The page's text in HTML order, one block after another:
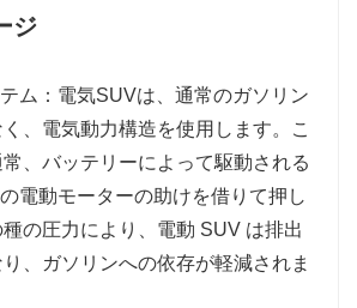
ジ
ム：電気SUVは、通常のガソリン
、電気動力構造を使用します。こ
、バッテリーによって駆動される
電動モーターの助けを借りて押し
の圧力により、電動 SUV は排出
、ガソリンへの依存が軽減されま